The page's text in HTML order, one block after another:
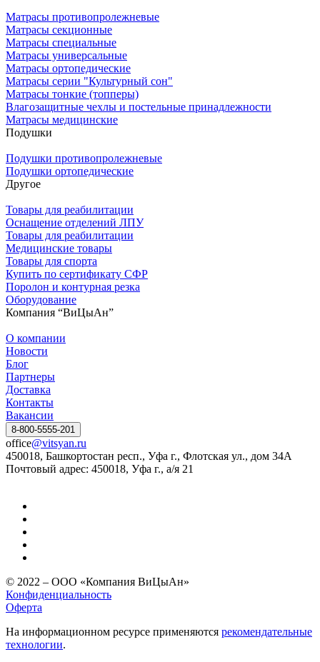
Матрасы противопролежневые
Матрасы секционные
Матрасы специальные
Матрасы универсальные
Матрасы ортопедические
Матрасы серии "Культурный сон"
Матрасы тонкие (топперы)
Влагозащитные чехлы и постельные принадлежности
Матрасы медицинские
Подушки
Подушки противопролежневые
Подушки ортопедические
Другое
Товары для реабилитации
Оснащение отделений ЛПУ
Товары для реабилитации
Медицинские товары
Товары для спорта
Купить по сертификату СФР
Поролон и контурная резка
Оборудование
Компания “ВиЦыАн”
О компании
Новости
Блог
Партнеры
Доставка
Контакты
Вакансии
8-800-5555-201
office@vitsyan.ru
450018, Башкортостан респ., Уфа г., Флотская ул., дом 34А
Почтовый адрес: 450018, Уфа г., а/я 21
© 2022 – ООО «Компания ВиЦыАн»
Конфиденциальность
Оферта
На информационном ресурсе применяются рекомендательные
технологии.